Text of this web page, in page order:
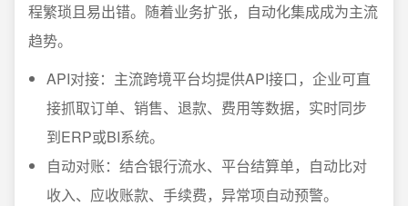
程繁琐且易出错。随着业务扩张，自动化集成成为主流
趋势。
API对接：主流跨境平台均提供API接口，企业可直
接抓取订单、销售、退款、费用等数据，实时同步
到ERP或BI系统。
自动对账：结合银行流水、平台结算单，自动比对
收入、应收账款、手续费，异常项自动预警。